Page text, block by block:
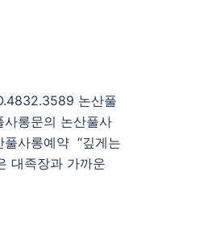
논산풀
롱문의 논산풀사
풀사롱예약 “깊게는
대족장과 가까운